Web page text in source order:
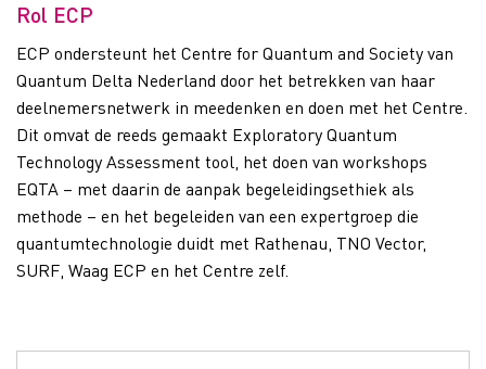
Rol ECP
ECP ondersteunt het Centre for Quantum and Society van
Quantum Delta Nederland door het betrekken van haar
deelnemersnetwerk in meedenken en doen met het Centre.
Dit omvat de reeds gemaakt Exploratory Quantum
Technology Assessment tool, het doen van workshops
EQTA – met daarin de aanpak begeleidingsethiek als
methode – en het begeleiden van een expertgroep die
quantumtechnologie duidt met Rathenau, TNO Vector,
SURF, Waag ECP en het Centre zelf.